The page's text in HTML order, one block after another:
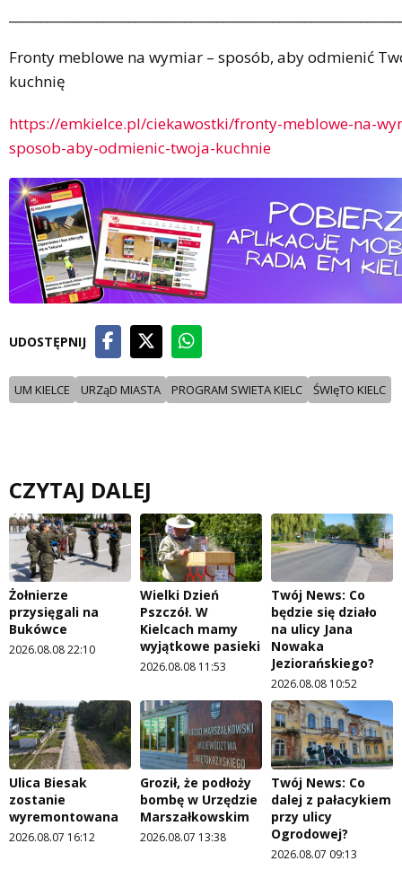
Fronty meblowe na wymiar – sposób, aby odmienić
kuchnię
https://emkielce.pl/ciekawostki/fronty-meblowe-na-
sposob-aby-odmienic-twoja-kuchnie
UDOSTĘPNIJ
UM KIELCE URZąD MIASTA PROGRAM SWIETA KIELC ŚWIęTO KIELC
CZYTAJ DALEJ
Żołnierze
przysięgali na
Bukówce
2026.08.08 22:10
Wielki Dzień
Pszczół. W
Kielcach mamy
wyjątkowe pasieki
2026.08.08 11:53
Twój News: Co
będzie się działo
na ulicy Jana
Nowaka
Jeziorańskiego?
2026.08.08 10:52
Ulica Biesak
zostanie
wyremontowana
2026.08.07 16:12
Groził, że podłoży
bombę w Urzędzie
Marszałkowskim
2026.08.07 13:38
Twój News: Co
dalej z pałacykiem
przy ulicy
Ogrodowej?
2026.08.07 09:13